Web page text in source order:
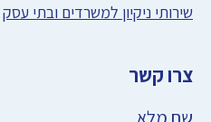
שירותי ניקיון למשרדים ובתי עסק
צרו קשר
שם מלא